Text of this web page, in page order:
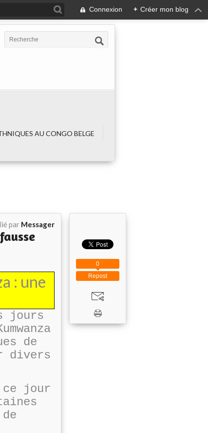
Connexion + Créer mon blog
AU CONGO BELGE
par Messager
: une
jours
de
divers
ce jour
Repost
0